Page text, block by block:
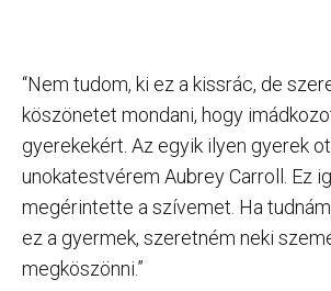
“Nem tudom, ki ez a kissrác, de
köszönetet mondani, hogy
gyerekekért. Az egyik ilyen gyerek
unokatestvérem Aubrey Carroll. Ez
megérintette a szívemet. Ha
ez a gyermek, szeretném neki
megköszönni.”